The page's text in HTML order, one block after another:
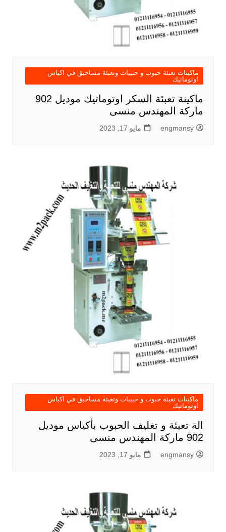
ماكينات تعبئة حبوب و حبيبات وتعبئة مساحيق في اكياس
اوتوماتيك
ماكينة تعبئة السكر اوتوماتيك موديل 902
ماركة المهندس منسى
engmansy مايو 17, 2023
ماكينات تعبئة حبوب و حبيبات وتعبئة مساحيق في اكياس
اوتوماتيك
الة تعبئة و تغليف الحبوب بأكياس موديل
902 ماركة المهندس منسى
engmansy مايو 17, 2023